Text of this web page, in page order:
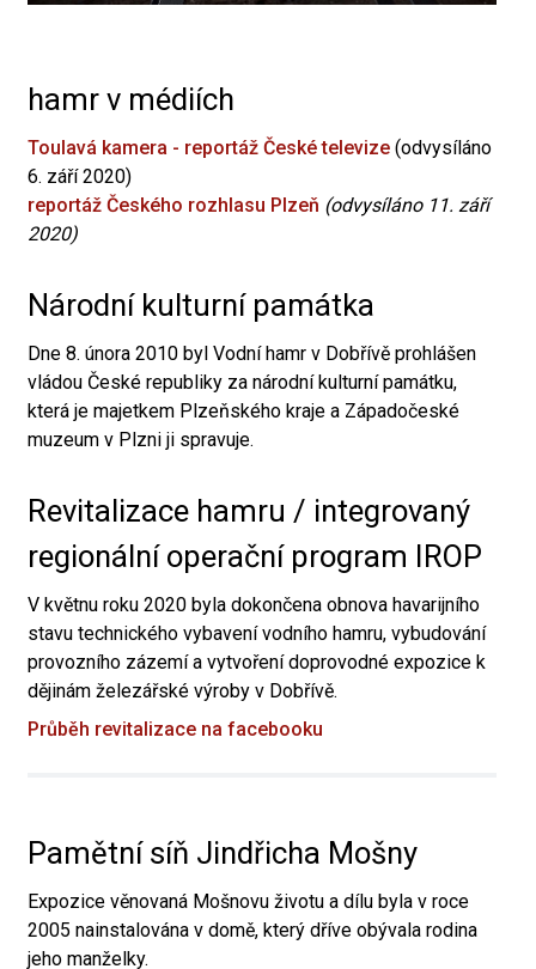
hamr v médiích
Toulavá kamera - reportáž České televize (odvysíláno
6. září 2020)
reportáž Českého rozhlasu Plzeň (odvysíláno 11. září
2020)
Národní kulturní památka
Dne 8. února 2010 byl Vodní hamr v Dobřívě prohlášen
vládou České republiky za národní kulturní památku,
která je majetkem Plzeňského kraje a Západočeské
muzeum v Plzni ji spravuje.
Revitalizace hamru / integrovaný
regionální operační program IROP
V květnu roku 2020 byla dokončena obnova havarijního
stavu technického vybavení vodního hamru, vybudování
provozního zázemí a vytvoření doprovodné expozice k
dějinám železářské výroby v Dobřívě.
Průběh revitalizace na facebooku
Pamětní síň Jindřicha Mošny
Expozice věnovaná Mošnovu životu a dílu byla v roce
2005 nainstalována v domě, který dříve obývala rodina
jeho manželky.